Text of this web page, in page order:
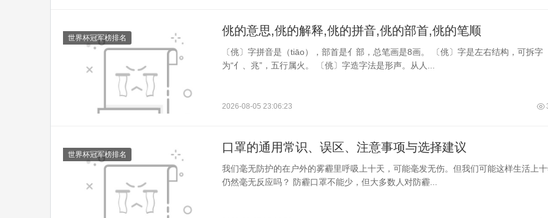
世界杯冠军榜排名
佻的意思,佻的解释,佻的拼音,佻的部首,佻的笔顺
〔佻〕字拼音是（tiāo），部首是亻部，总笔画是8画。 〔佻〕字是左右结构，可拆字
为“亻、兆”，五行属火。 〔佻〕字造字法是形声。从人...
2026-08-05 23:06:23
世界杯冠军榜排名
口罩的通用常识、误区、注意事项与选择建议
我们毫无防护的在户外的雾霾里呼吸上十天，可能毫发无伤。但我们可能这样生活上
仍然毫无反应吗？ 防霾口罩不能少，但大多数人对防霾...